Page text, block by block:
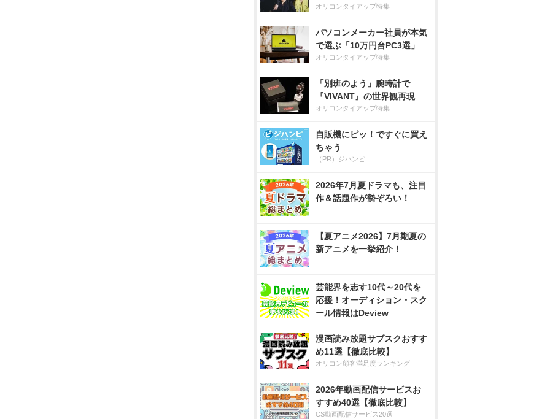
オリコンタイアップ特集
パソコンメーカー社員が本気
で選ぶ「10万円台PC3選」
オリコンタイアップ特集
「別班のよう」腕時計で
『VIVANT』の世界観再現
オリコンタイアップ特集
自販機にピッ！ですぐに買え
ちゃう
（PR）ジハンピ
2026年7月夏ドラマも、注目
作＆話題作が勢ぞろい！
【夏アニメ2026】7月期夏の
新アニメを一挙紹介！
芸能界を志す10代～20代を
応援！オーディション・スク
ール情報はDeview
漫画読み放題サブスクおすす
め11選【徹底比較】
オリコン顧客満足度ランキング
2026年動画配信サービスお
すすめ40選【徹底比較】
CS動画配信サービス20選